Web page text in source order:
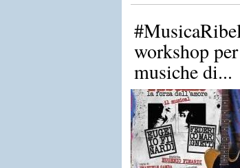
workshop
musiche di...